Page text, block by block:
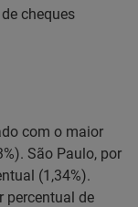
cheques
com o maior
São Paulo, por
(1,34%).
percentual de